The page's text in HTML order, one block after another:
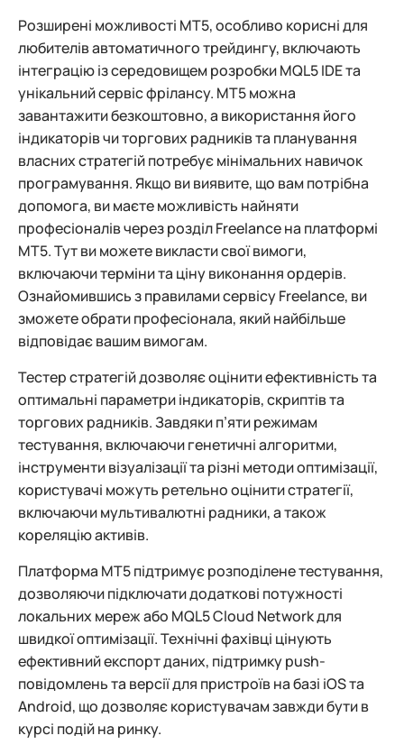
Розширені можливості МТ5, особливо корисні для
любителів автоматичного трейдингу, включають
інтеграцію із середовищем розробки MQL5 IDE та
унікальний сервіс фрілансу. MT5 можна
завантажити безкоштовно, а використання його
індикаторів чи торгових радників та планування
власних стратегій потребує мінімальних навичок
програмування. Якщо ви виявите, що вам потрібна
допомога, ви маєте можливість найняти
професіоналів через розділ Freelance на платформі
MT5. Тут ви можете викласти свої вимоги,
включаючи терміни та ціну виконання ордерів.
Ознайомившись з правилами сервісу Freelance, ви
зможете обрати професіонала, який найбільше
відповідає вашим вимогам.
Тестер стратегій дозволяє оцінити ефективність та
оптимальні параметри індикаторів, скриптів та
торгових радників. Завдяки п’яти режимам
тестування, включаючи генетичні алгоритми,
інструменти візуалізації та різні методи оптимізації,
користувачі можуть ретельно оцінити стратегії,
включаючи мультивалютні радники, а також
кореляцію активів.
Платформа MT5 підтримує розподілене тестування,
дозволяючи підключати додаткові потужності
локальних мереж або MQL5 Cloud Network для
швидкої оптимізації. Технічні фахівці цінують
ефективний експорт даних, підтримку push-
повідомлень та версії для пристроїв на базі iOS та
Android, що дозволяє користувачам завжди бути в
курсі подій на ринку.